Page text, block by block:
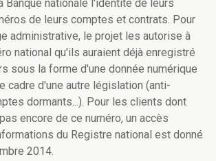
Banque nationale l'identité de leurs
de leurs comptes et contrats. Pour
administrative, le projet les autorise à
national qu'ils auraient déjà enregistré
sous la forme d'une donnée numérique
cadre d'une autre législation (anti-
dormants...). Pour les clients dont
encore de ce numéro, un accès
du Registre national est donné
2014.